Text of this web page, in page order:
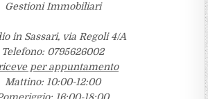
Gestioni Immobiliari
in Sassari, via Regoli 4/A
Telefono: 0795626002
per appuntamento
Mattino: 10:00-12:00